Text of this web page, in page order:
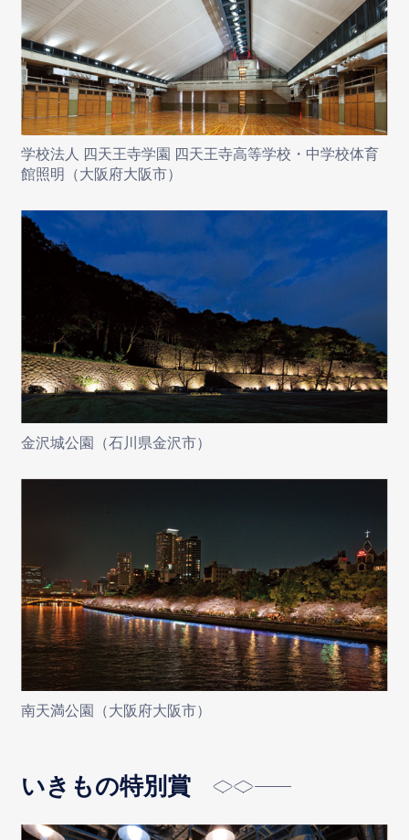
学校法人 四天王寺学園 四天王寺高等学校・中学校体育
館照明（大阪府大阪市）
金沢城公園（石川県金沢市）
南天満公園（大阪府大阪市）
いきもの特別賞